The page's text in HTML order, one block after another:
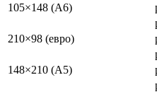
105×148 (A6)
210×98 (евро)
148×210 (A5)